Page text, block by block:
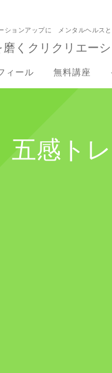
ョンアップに メンタルヘルスと
くクリクリエー
ィール 無料講座
五感ト